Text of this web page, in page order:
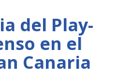
del Play-
en el
Canaria